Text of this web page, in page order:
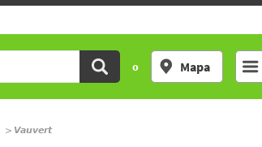
o Mapa
Vauvert